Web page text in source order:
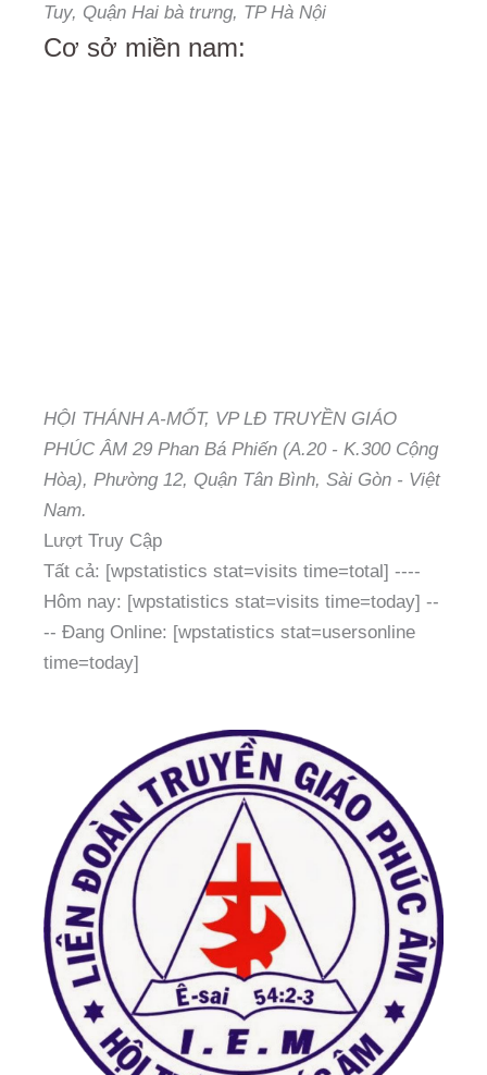
Tuy, Quận Hai bà trưng, TP Hà Nội
Cơ sở miền nam:
HỘI THÁNH A-MỐT, VP LĐ TRUYỀN GIÁO
PHÚC ÂM 29 Phan Bá Phiến (A.20 - K.300 Cộng
Hòa), Phường 12, Quận Tân Bình, Sài Gòn - Việt
Nam.
Lượt Truy Cập
Tất cả: [wpstatistics stat=visits time=total] ----
Hôm nay: [wpstatistics stat=visits time=today] --
-- Đang Online: [wpstatistics stat=usersonline
time=today]